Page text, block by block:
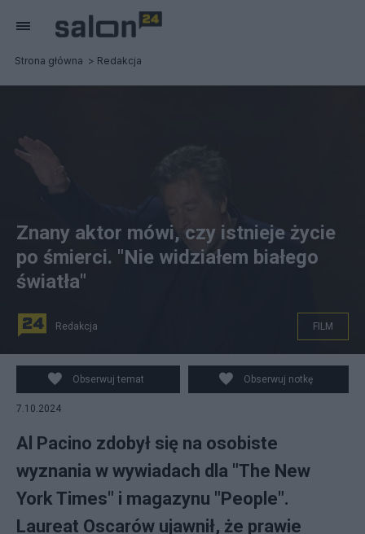
Strona główna Redakcja
fot. PAP/EPA CAROLINE BREHMAN
Znany aktor mówi, czy istnieje życie
po śmierci. "Nie widziałem białego
światła"
Redakcja FILM
Obserwuj temat Obserwuj notkę
7.10.2024
Al Pacino zdobył się na osobiste
wyznania w wywiadach dla "The New
York Times" i magazynu "People".
Laureat Oscarów ujawnił, że prawie